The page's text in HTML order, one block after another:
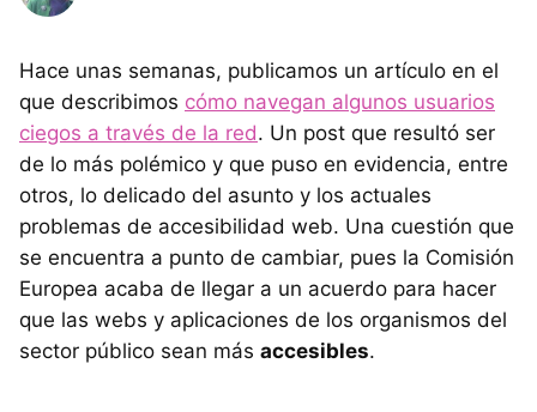
Hace unas semanas, publicamos un artículo en el
que describimos cómo navegan algunos usuarios
ciegos a través de la red. Un post que resultó ser
de lo más polémico y que puso en evidencia, entre
otros, lo delicado del asunto y los actuales
problemas de accesibilidad web. Una cuestión que
se encuentra a punto de cambiar, pues la Comisión
Europea acaba de llegar a un acuerdo para hacer
que las webs y aplicaciones de los organismos del
sector público sean más accesibles.